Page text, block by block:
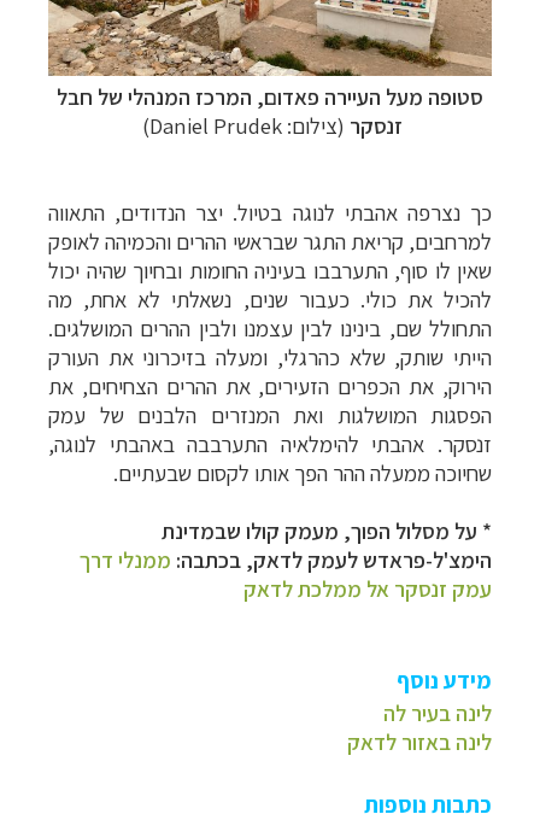
סטופה מעל העיירה פאדום, המרכז המנהלי של חבל
זנסקר (צילום: Daniel Prudek)
כך נצרפה אהבתי לנוגה בטיול. יצר הנדודים, התאווה
למרחבים, קריאת התגר שבראשי ההרים והכמיהה לאופק
שאין לו סוף, התערבבו בעיניה החומות ובחיוך שהיה יכול
להכיל את כולי. כעבור שנים, נשאלתי לא אחת, מה
התחולל שם, בינינו לבין עצמנו ולבין ההרים המושלגים.
הייתי שותק, שלא כהרגלי, ומעלה בזיכרוני את העורק
הירוק, את הכפרים הזעירים, את ההרים הצחיחים, את
הפסגות המושלגות ואת המנזרים הלבנים של עמק
זנסקר. אהבתי להימלאיה התערבבה באהבתי לנוגה,
שחיוכה ממעלה ההר הפך אותו לקסום שבעתיים.
* על מסלול הפוך, מעמק קולו שבמדינת
הימצ'ל-פראדש לעמק לדאק, בכתבה: ממנלי דרך
עמק זנסקר אל ממלכת לדאק
מידע נוסף
לינה בעיר לה
לינה באזור לדאק
כתבות נוספות